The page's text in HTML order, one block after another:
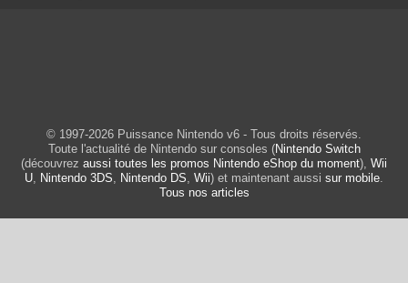
© 1997-2026 Puissance Nintendo v6 - Tous droits réservés.
Toute l'actualité de Nintendo sur consoles (Nintendo Switch
(découvrez aussi toutes les promos Nintendo eShop du moment), Wii
U, Nintendo 3DS, Nintendo DS, Wii) et maintenant aussi sur mobile.
Tous nos articles